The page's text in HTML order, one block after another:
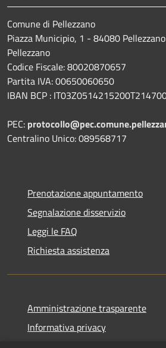
Comune di Pellezzano
Piazza Municipio, 1 - 84080
Pellezzano
Codice Fiscale: 80020870657
Partita IVA: 00650060650
IBAN BCP :
PEC:
Centralino Unico: 089568717
Prenotazione appuntamento
Segnalazione disservizio
Leggi le FAQ
Richiesta assistenza
Amministrazione trasparente
Informativa privacy